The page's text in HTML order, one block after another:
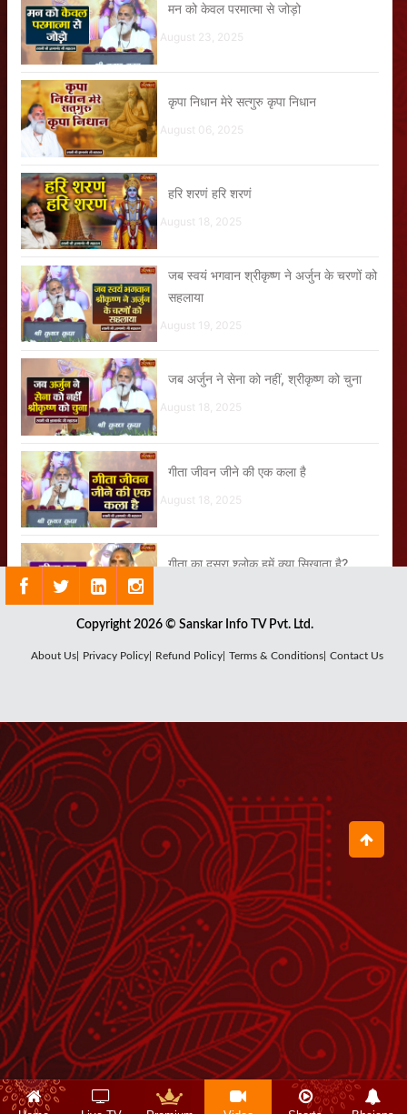
मन को केवल परमात्मा से जोड़ो
August 23, 2025
कृपा निधान मेरे सत्गुरु कृपा निधान
August 06, 2025
हरि शरणं हरि शरणं
August 18, 2025
जब स्वयं भगवान श्रीकृष्ण ने अर्जुन के चरणों को
सहलाया
August 19, 2025
जब अर्जुन ने सेना को नहीं, श्रीकृष्ण को चुना
August 18, 2025
गीता जीवन जीने की एक कला है
August 18, 2025
गीता का दूसरा श्लोक हमें क्या सिखाता है?
कर्तव्य में ही असली धर्म है
दुर्योधन को भाया बल और अर्जुन को भाए भगवान
August 12, 2025
ग्रंथ बहुत हैं लेकिन गीता उनका सार है
August 18, 2025
अगर हमारी दृष्टि प्रभु पर होगी तो प्रभु की कृपा
हम पर होगी
August 13, 2025
गीता में बताई गई दो सम्पदाएं कौन-सी हैं?
August 26, 2025
महाभारत युद्ध में पांडवों की विजय के दो रहस्य
Copyright 2026 © Sanskar Info TV Pvt. Ltd.
About Us| Privacy Policy| Refund Policy| Terms & Conditions| Contact Us